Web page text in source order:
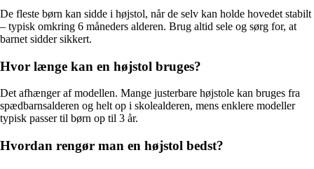
De fleste børn kan sidde i højstol, når de selv kan holde hovedet stabilt
– typisk omkring 6 måneders alderen. Brug altid sele og sørg for, at
barnet sidder sikkert.
Hvor længe kan en højstol bruges?
Det afhænger af modellen. Mange justerbare højstole kan bruges fra
spædbarnsalderen og helt op i skolealderen, mens enklere modeller
typisk passer til børn op til 3 år.
Hvordan rengør man en højstol bedst?